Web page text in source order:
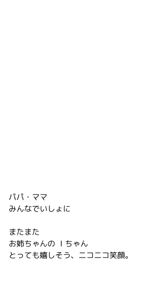
パパ・ママ
みんなでいしょに
またまた
お姉ちゃんの  I ちゃん
とっても嬉しそう、ニコニコ笑顔。